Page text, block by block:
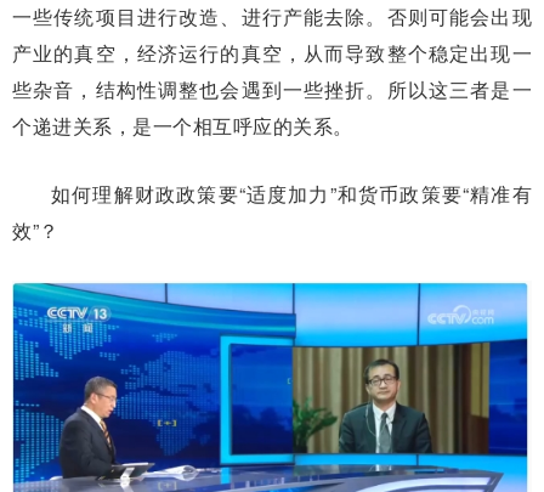
一些传统项目进行改造、进行产能去除。否则可能会出现
产业的真空，经济运行的真空，从而导致整个稳定出现一
些杂音，结构性调整也会遇到一些挫折。所以这三者是一
个递进关系，是一个相互呼应的关系。
如何理解财政政策要“适度加力”和货币政策要“精准有
效”？